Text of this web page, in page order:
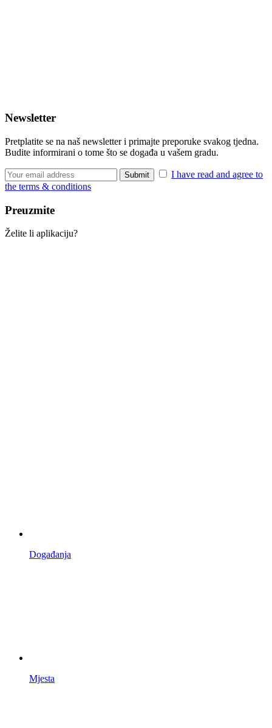
Newsletter
Pretplatite se na naš newsletter i primajte preporuke svakog tjedna.
Budite informirani o tome što se događa u vašem gradu.
I have read and agree to
the terms & conditions
Preuzmite
Želite li aplikaciju?
Događanja
Mjesta